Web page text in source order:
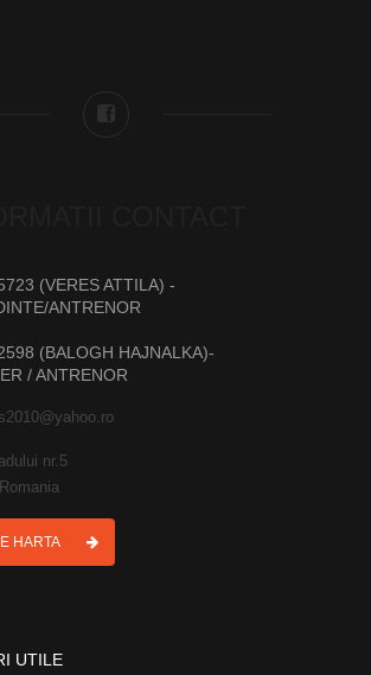
(VERES ATTILA) -
ANTRENOR
(BALOGH HAJNALKA)-
/ ANTRENOR
nr.5
HARTA
UTILE